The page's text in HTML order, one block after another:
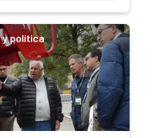
y política